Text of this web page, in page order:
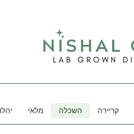
מלאי השכלה קריירה